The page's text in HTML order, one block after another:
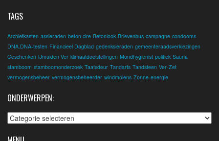
TAGS
Archiefkasten assieraden beton cire Betonlook Brievenbus campagne condooms
DNA.DNA-testen Financieel Dagblad gedenksieraden gemeenteraadsverkiezingen
Geschenken IJmuiden Ver klimaatdoelstellingen Mondhygienist politiek Sauna
stamboom stamboomonderzoek Taatsdeur Tandarts Tandsteen Ver-Zet
vermogensbeheer vermogensbeheerder windmolens Zonne-energie
ONDERWERPEN:
Onderwerpen: